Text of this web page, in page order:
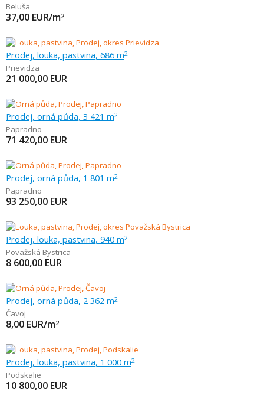
Beluša
37,00 EUR/m2
Prodej, louka, pastvina, 686 m2
Prievidza
21 000,00 EUR
Prodej, orná půda, 3 421 m2
Papradno
71 420,00 EUR
Prodej, orná půda, 1 801 m2
Papradno
93 250,00 EUR
Prodej, louka, pastvina, 940 m2
Považská Bystrica
8 600,00 EUR
Prodej, orná půda, 2 362 m2
Čavoj
8,00 EUR/m2
Prodej, louka, pastvina, 1 000 m2
Podskalie
10 800,00 EUR